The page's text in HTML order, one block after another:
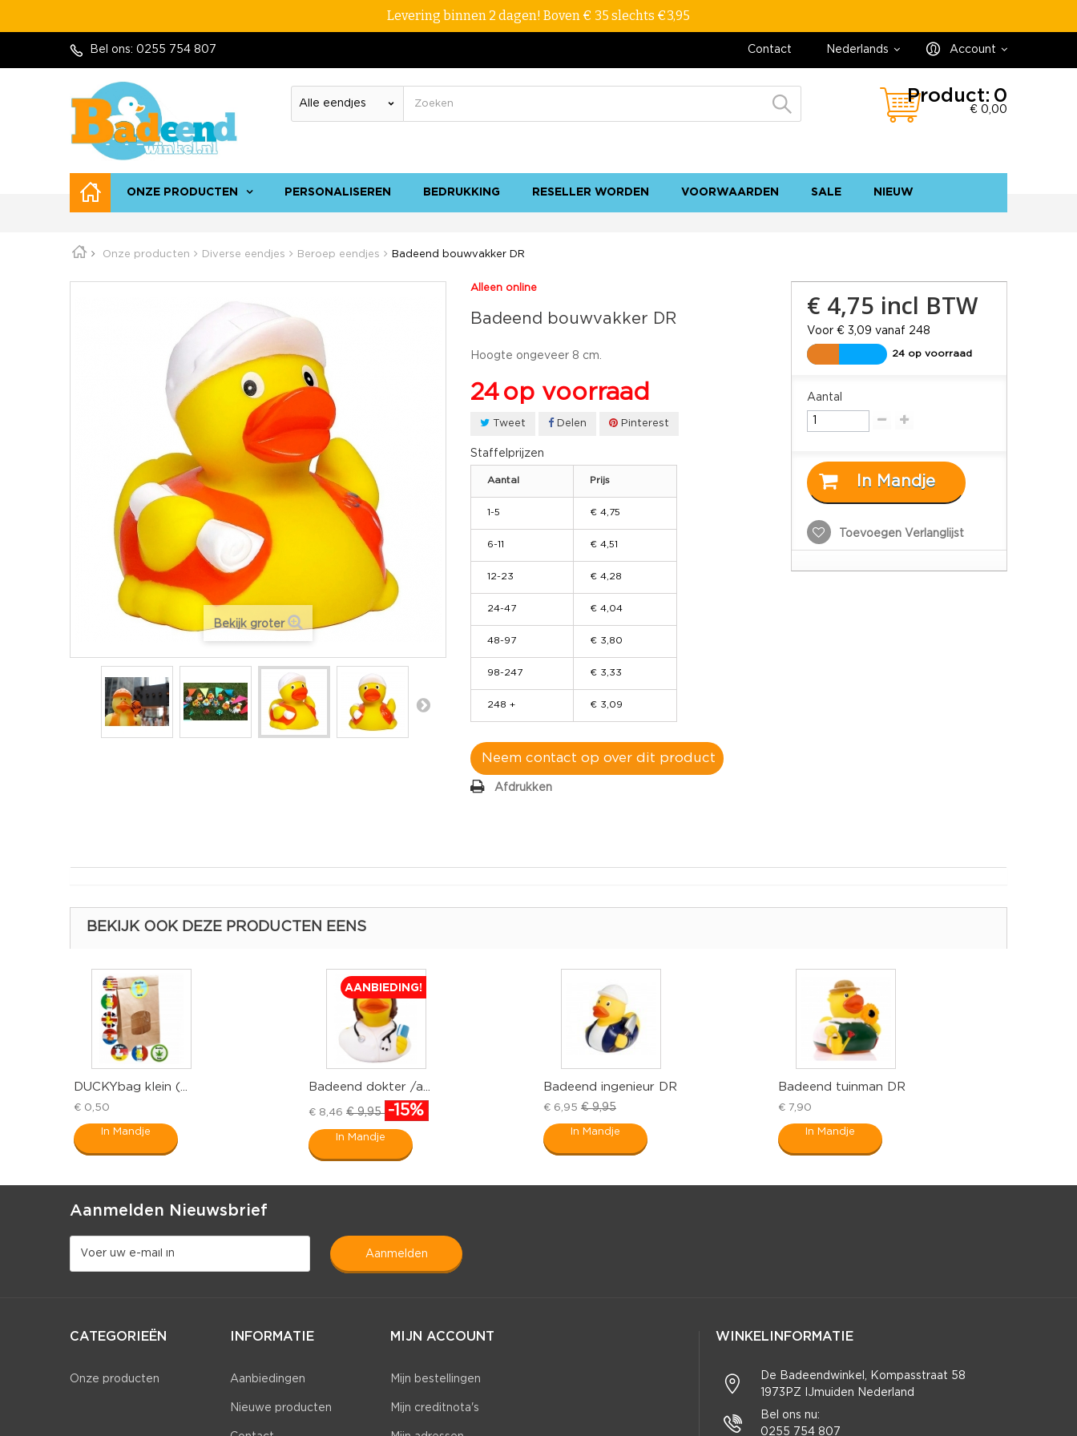
Levering binnen 2 dagen! Boven € 35 slechts €3,95
Account
Nederlands
Contact
Bel ons: 0255 754 807
Product: 0
€ 0,00
ONZE PRODUCTEN PERSONALISEREN BEDRUKKING RESELLER WORDEN VOORWAARDEN SALE NIEUW
Onze producten Diverse eendjes Beroep eendjes Badeend bouwvakker DR
Bekijk groter
Alleen online
Badeend bouwvakker DR
Hoogte ongeveer 8 cm.
24 op voorraad
Tweet Delen Pinterest
Staffelprijzen
Aantal Prijs
1-5 € 4,75
6-11 € 4,51
12-23 € 4,28
24-47 € 4,04
48-97 € 3,80
98-247 € 3,33
248 + € 3,09
Neem contact op over dit product
Afdrukken
€ 4,75 incl BTW
Voor € 3,09 vanaf 248
24 op voorraad
Aantal
In Mandje
Toevoegen Verlanglijst
BEKIJK OOK DEZE PRODUCTEN EENS
DUCKYbag klein (...
€ 0,50
In Mandje
AANBIEDING!
Badeend dokter /a...
€ 8,46 € 9,95 -15%
In Mandje
Badeend ingenieur DR
€ 6,95 € 9,95
In Mandje
Badeend tuinman DR
€ 7,90
In Mandje
Aanmelden Nieuwsbrief
aanmelden
CATEGORIEËN
Onze producten
INFORMATIE
Aanbiedingen
Nieuwe producten
MIJN ACCOUNT
Mijn bestellingen
Mijn creditnota's
WINKELINFORMATIE
De Badeendwinkel, Kompasstraat 58
1973PZ IJmuiden Nederland
Bel ons nu:
0255 754 807